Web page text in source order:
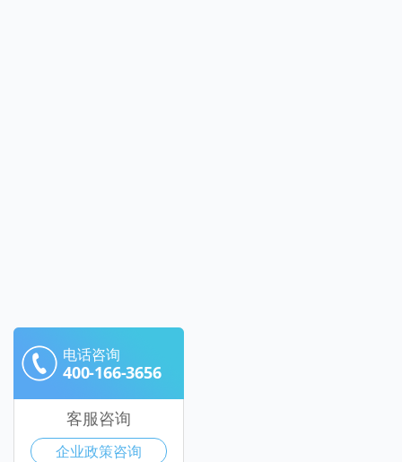
电话咨询
400-166-3656
客服咨询
企业政策咨询